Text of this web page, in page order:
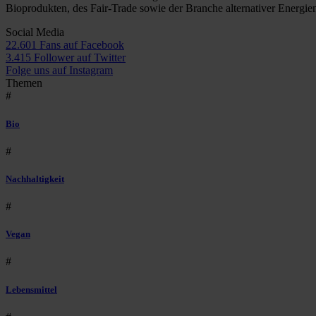
Bioprodukten, des Fair-Trade sowie der Branche alternativer
Social Media
22.601 Fans auf Facebook
3.415 Follower auf Twitter
Folge uns auf Instagram
Themen
#
Bio
#
Nachhaltigkeit
#
Vegan
#
Lebensmittel